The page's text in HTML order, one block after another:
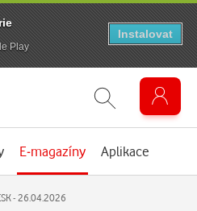
E-magazíny Aplikace
- 26.04.2026
Play
Instalovat